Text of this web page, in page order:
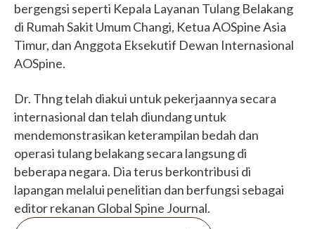
bergengsi seperti Kepala Layanan Tulang Belakang
di Rumah Sakit Umum Changi, Ketua AOSpine Asia
Timur, dan Anggota Eksekutif Dewan Internasional
AOSpine.
Dr. Thng telah diakui untuk pekerjaannya secara
internasional dan telah diundang untuk
mendemonstrasikan keterampilan bedah dan
operasi tulang belakang secara langsung di
beberapa negara. Dia terus berkontribusi di
lapangan melalui penelitian dan berfungsi sebagai
editor rekanan Global Spine Journal.